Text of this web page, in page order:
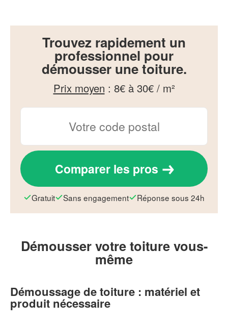
Trouvez rapidement un
professionnel pour
démousser une toiture.
Prix moyen : 8€ à 30€ / m²
Comparer les pros
Gratuit Sans engagement Réponse sous 24h
Démousser votre toiture vous-
même
Démoussage de toiture : matériel et
produit nécessaire